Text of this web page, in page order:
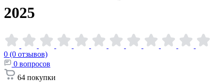
2025
0 (0 отзывов)
0 вопросов
64 покупки